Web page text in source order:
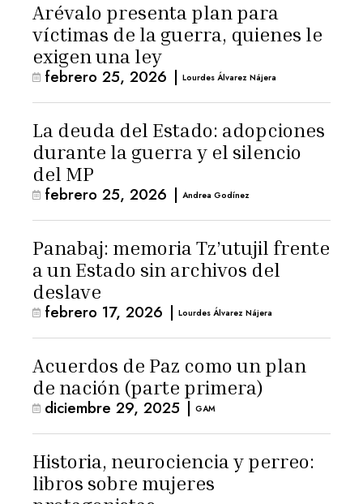
Arévalo presenta plan para
víctimas de la guerra, quienes le
exigen una ley
febrero 25, 2026 | Lourdes Álvarez Nájera
La deuda del Estado: adopciones
durante la guerra y el silencio
del MP
febrero 25, 2026 | Andrea Godínez
Panabaj: memoria Tz’utujil frente
a un Estado sin archivos del
deslave
febrero 17, 2026 | Lourdes Álvarez Nájera
Acuerdos de Paz como un plan
de nación (parte primera)
diciembre 29, 2025 | GAM
Historia, neurociencia y perreo:
libros sobre mujeres